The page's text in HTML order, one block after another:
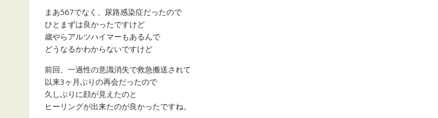
まあ567でなく、尿路感染症だったので
ひとまずは良かったですけど
歳やらアルツハイマーもあるんで
どうなるかわからないですけど
前回、一過性の意識消失で救急搬送されて
以来3ヶ月ぶりの再会だったので
久しぶりに顔が見えたのと
ヒーリングが出来たのが良かったですね。